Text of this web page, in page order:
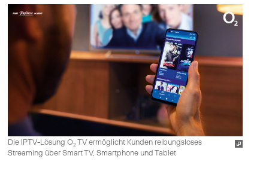
Die IPTV-Lösung O2TV ermöglicht Kunden reibungsloses
Streaming über Smart TV, Smartphone und Tablet